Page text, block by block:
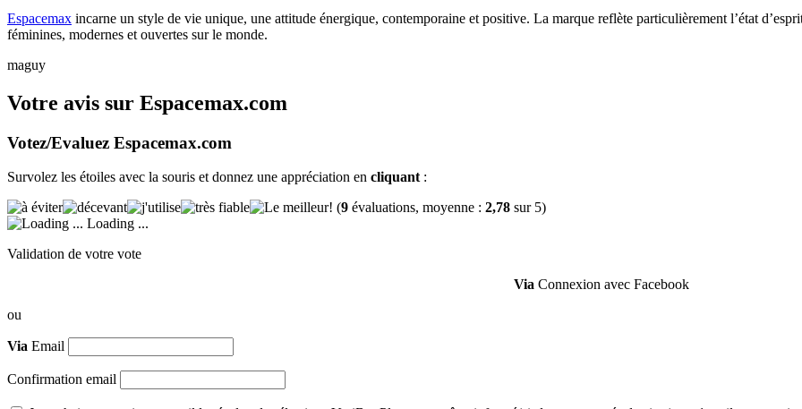
Espacemax incarne un style de vie unique, une attitude énergique, contemporaine et positive. La marque reflète particulièrement l’état
féminines, modernes et ouvertes sur le monde.
maguy
Votre avis sur Espacemax.com
Votez/Evaluez Espacemax.com
Survolez les étoiles avec la souris et donnez une appréciation en cliquant:
(9 évaluations, moyenne : 2,78 sur 5)
Loading ...
Validation de votre vote
Via Connexion avec Facebook
ou
Via Email
Confirmation email